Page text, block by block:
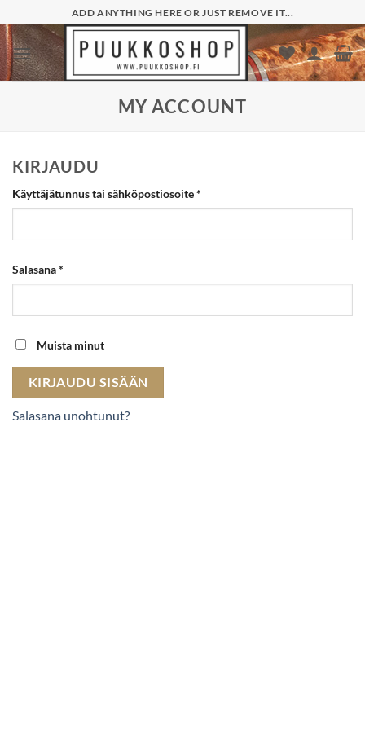
to
content
ADD ANYTHING HERE OR JUST REMOVE IT...
MY ACCOUNT
KIRJAUDU
Käyttäjätunnus tai sähköpostiosoite*
Salasana*
Muista minut
KIRJAUDU SISÄÄN
Salasana unohtunut?